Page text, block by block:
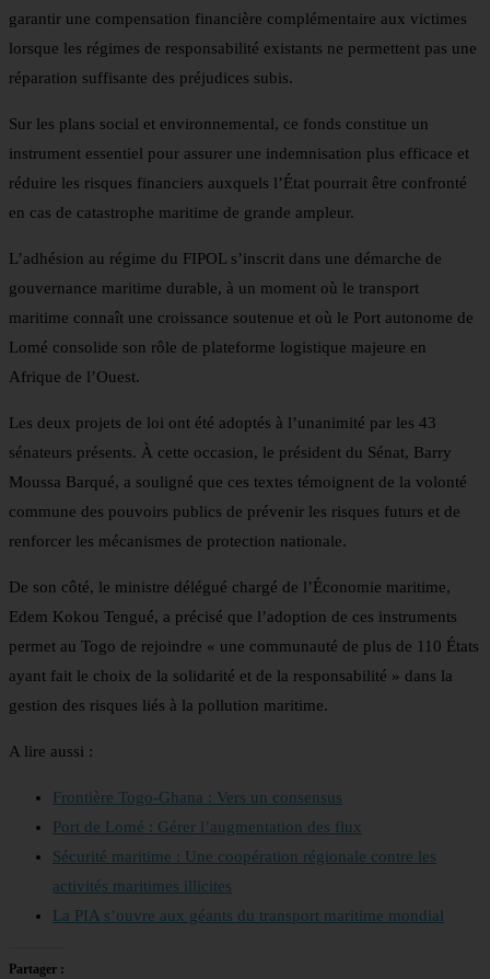
garantir une compensation financière complémentaire aux victimes
lorsque les régimes de responsabilité existants ne permettent pas une
réparation suffisante des préjudices subis.
Sur les plans social et environnemental, ce fonds constitue un
instrument essentiel pour assurer une indemnisation plus efficace et
réduire les risques financiers auxquels l’État pourrait être confronté
en cas de catastrophe maritime de grande ampleur.
L’adhésion au régime du FIPOL s’inscrit dans une démarche de
gouvernance maritime durable, à un moment où le transport
maritime connaît une croissance soutenue et où le Port autonome de
Lomé consolide son rôle de plateforme logistique majeure en
Afrique de l’Ouest.
Les deux projets de loi ont été adoptés à l’unanimité par les 43
sénateurs présents. À cette occasion, le président du Sénat, Barry
Moussa Barqué, a souligné que ces textes témoignent de la volonté
commune des pouvoirs publics de prévenir les risques futurs et de
renforcer les mécanismes de protection nationale.
De son côté, le ministre délégué chargé de l’Économie maritime,
Edem Kokou Tengué, a précisé que l’adoption de ces instruments
permet au Togo de rejoindre « une communauté de plus de 110 États
ayant fait le choix de la solidarité et de la responsabilité » dans la
gestion des risques liés à la pollution maritime.
A lire aussi :
Frontière Togo-Ghana : Vers un consensus
Port de Lomé : Gérer l’augmentation des flux
Sécurité maritime : Une coopération régionale contre les
activités maritimes illicites
La PIA s’ouvre aux géants du transport maritime mondial
Partager :